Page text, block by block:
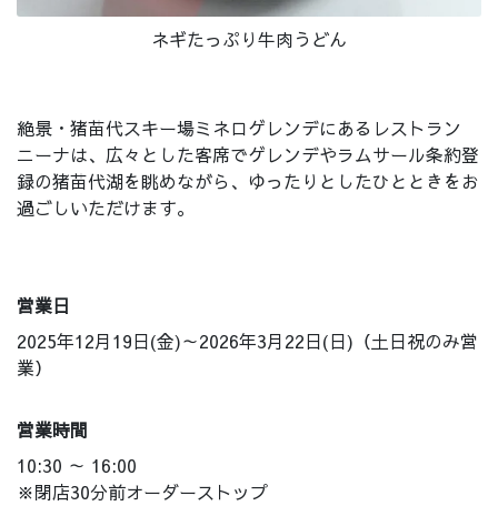
ネギたっぷり牛肉うどん
絶景・猪苗代スキー場ミネロゲレンデにあるレストラン
ニーナは、広々とした客席でゲレンデやラムサール条約登
録の猪苗代湖を眺めながら、ゆったりとしたひとときをお
過ごしいただけます。
営業日
2025年12月19日(金)～2026年3月22日(日)（土日祝のみ営
業）
営業時間
10:30 ～ 16:00
※閉店30分前オーダーストップ